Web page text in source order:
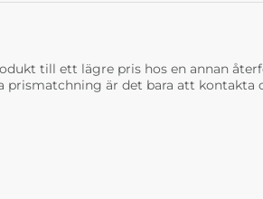
till ett lägre pris hos en annan
är det bara att kontakta